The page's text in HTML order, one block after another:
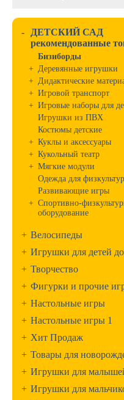
-
ДЕТСКИЙ САД
рекомендованные
Бизиборды
+ Деревянные игрушки
+ Дидактические
+ Игровой транспорт
+ Игровые наборы для
Игрушки из ПВХ
Костюмы детские
+ Куклы и аксессуары
+ Кукольный театр
+ Мягкие модули
Одежда для
Развивающие игры
+ Спортивно-
оборудование
+ Велосипеды
+ Игрушки для детей
+ Творчество
+ Фигурки и прочие
+ Настольные игры
+ Настольные игры 1
+ Хит Продаж
+ Товары для
+ Игрушки для
+ Игрушки для